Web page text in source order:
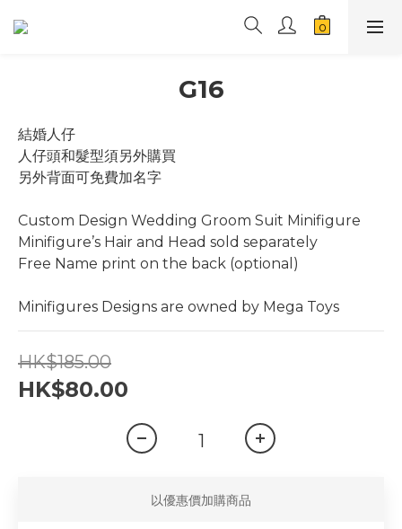
G16
結婚人仔
人仔頭和髮型須另外購買
另外背面可免費加名字
Custom Design Wedding Groom Suit Minifigure
Minifigure’s Hair and Head sold separately
Free Name print on the back (optional)
Minifigures Designs are owned by Mega Toys
HK$185.00
HK$80.00
以優惠價加購商品